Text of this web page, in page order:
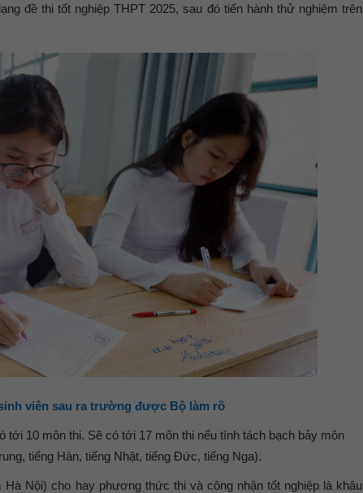
đề thi tốt nghiệp THPT 2025, sau đó tiến hành thử nghiệm trên
viên sau ra trường được Bộ làm rõ
tới 10 môn thi. Sẽ có tới 17 môn thi nếu tính tách bạch bảy môn
tiếng Hàn, tiếng Nhật, tiếng Đức, tiếng Nga).
Nội) cho hay phương thức thi và công nhận tốt nghiệp là khâu